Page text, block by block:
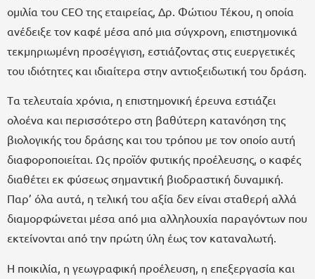
ομιλία του CEO της εταιρείας, Δρ. Φώτιου Τέκου, η οποία
ανέδειξε τον καφέ μέσα από μια σύγχρονη, επιστημονικά
τεκμηριωμένη προσέγγιση, εστιάζοντας στις ευεργετικές
του ιδιότητες και ιδιαίτερα στην αντιοξειδωτική του δράση.
Tα τελευταία χρόνια, η επιστημονική έρευνα εστιάζει
ολοένα και περισσότερο στη βαθύτερη κατανόηση της
βιολογικής του δράσης και του τρόπου με τον οποίο αυτή
διαφοροποιείται. Ως προϊόν φυτικής προέλευσης, ο καφές
διαθέτει εκ φύσεως σημαντική βιοδραστική δυναμική.
Παρ’ όλα αυτά, η τελική του αξία δεν είναι σταθερή αλλά
διαμορφώνεται μέσα από μια αλληλουχία παραγόντων που
εκτείνονται από την πρώτη ύλη έως τον καταναλωτή.
Η ποικιλία, η γεωγραφική προέλευση, η επεξεργασία και